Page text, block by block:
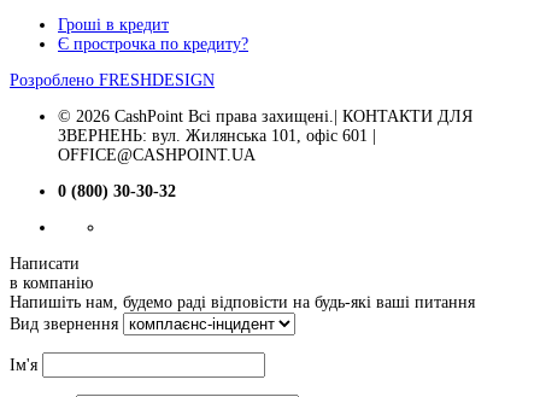
Гроші в кредит
Є прострочка по кредиту?
Розроблено FRESHDESIGN
© 2026 CashPoint Всі права захищені.| КОНТАКТИ ДЛЯ
ЗВЕРНЕНЬ: вул. Жилянська 101, офіс 601 |
OFFICE@CASHPOINT.UA
0 (800) 30-30-32
Написати
в компанію
Напишіть нам, будемо раді відповісти на будь-які ваші питання
Вид звернення
Ім'я